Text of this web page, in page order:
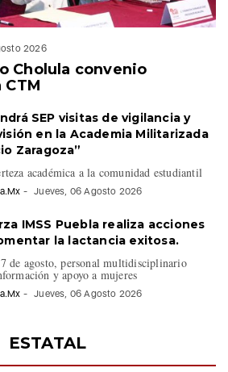
2026
Cholula convenio
SEP visitas de vigilancia y
en la Academia Militarizada
Zaragoza”
académica a la comunidad estudiantil
- Jueves, 06 Agosto 2026
IMSS Puebla realiza acciones
la lactancia exitosa.
de agosto, personal multidisciplinario
y apoyo a mujeres
- Jueves, 06 Agosto 2026
ESTATAL